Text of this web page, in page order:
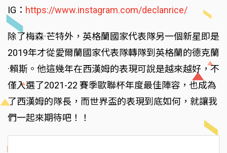
IG： https://www.instagram.com/declanrice/
除了梅森·芒特外，英格蘭國家代表隊另一個新星即是
2019年才從愛爾蘭國家代表隊轉隊到英格蘭的德克蘭
·賴斯。他這幾年在西漢姆的表現可說是越來越好，不
僅入選了2021-22 賽季歐聯杯年度最佳陣容，也成為
了西漢姆的隊長，而世界盃的表現到底如何，就讓我
們一起來期待吧！！